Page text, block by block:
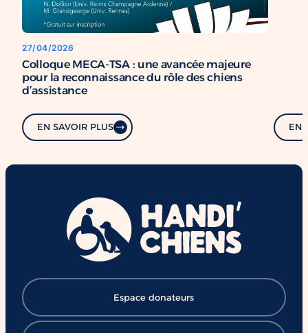
27/04/2026
Colloque MECA-TSA : une avancée majeure
pour la reconnaissance du rôle des chiens
d’assistance
EN SAVOIR PLUS EN
Espace donateurs